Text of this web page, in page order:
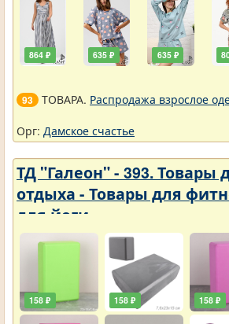
864 ₽ 635 ₽ 635 ₽
93 ТОВАРА. Распродажа взрослое
Орг: Дамское счастье
ТД "Галеон" - 393. Товары
отдыха - Товары для
для йоги
158 ₽ 158 ₽ 158 ₽